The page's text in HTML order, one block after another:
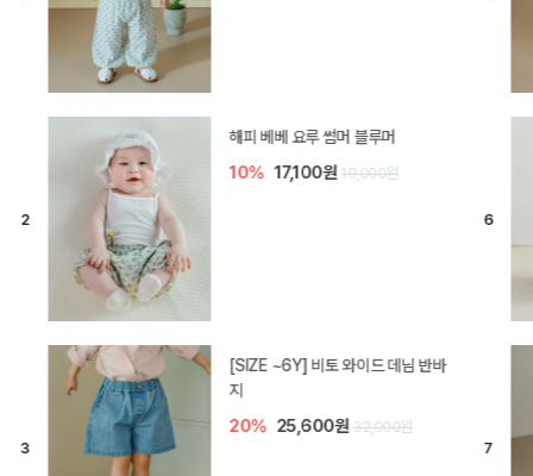
듀이 아기 바지
20% 15,200원 19,000원
[SIZE ~6Y] 라핀 카프리 팬츠
30%